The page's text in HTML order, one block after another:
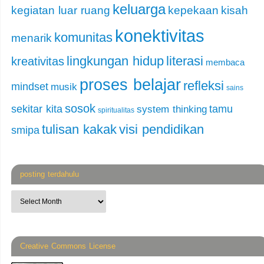
kegiatan luar ruang keluarga kepekaan kisah
menarik komunitas konektivitas
kreativitas lingkungan hidup literasi membaca
mindset musik proses belajar refleksi sains
sekitar kitasosok spiritualitas system thinking tamu
smipa tulisan kakakvisi pendidikan
posting terdahulu
Creative Commons License